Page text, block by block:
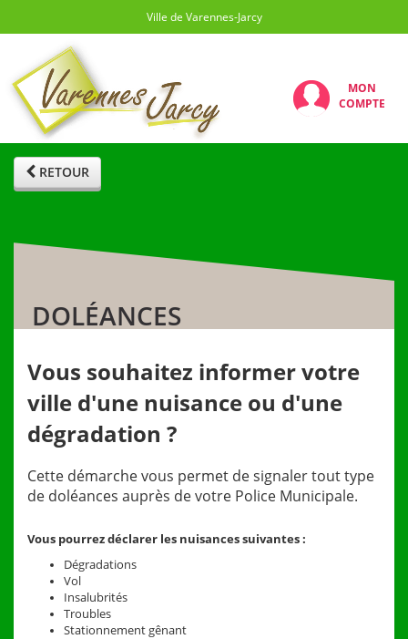
Ville de Varennes-Jarcy
MON
COMPTE
RETOUR
DOLÉANCES
Vous souhaitez informer votre
ville d'une nuisance ou d'une
dégradation ?
Cette démarche vous permet de signaler tout type
de doléances auprès de votre Police Municipale.
Vous pourrez déclarer les nuisances suivantes:
Dégradations
Vol
Insalubrités
Troubles
Stationnement gênant